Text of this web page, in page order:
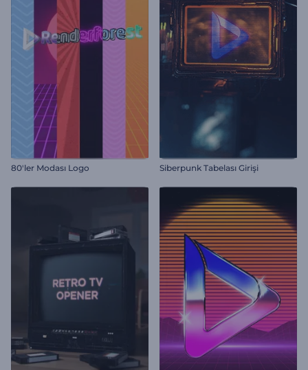
80'ler Modası Logo Siberpunk Tabelası Girişi